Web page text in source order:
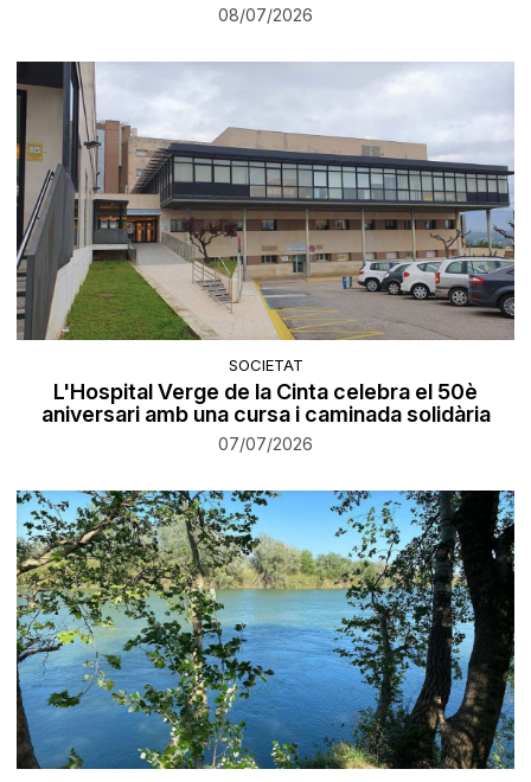
08/07/2026
SOCIETAT
L'Hospital Verge de la Cinta celebra el 50è
aniversari amb una cursa i caminada solidària
07/07/2026